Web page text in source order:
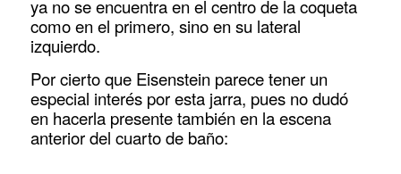
ya no se encuentra en el centro de la coqueta
como en el primero, sino en su lateral
izquierdo.
Por cierto que Eisenstein parece tener un
especial interés por esta jarra, pues no dudó
en hacerla presente también en la escena
anterior del cuarto de baño: